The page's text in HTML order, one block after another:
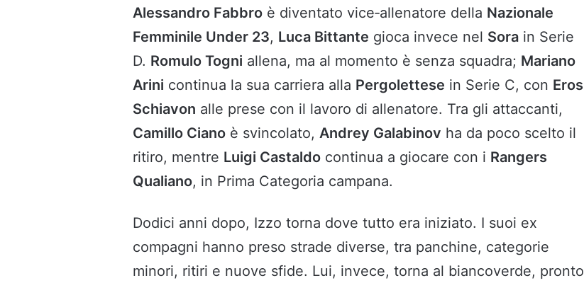
Alessandro Fabbro è diventato vice‑allenatore della Nazionale
Femminile Under 23, Luca Bittante gioca invece nel Sora in Serie
D. Romulo Togni allena, ma al momento è senza squadra; Mariano
Arini continua la sua carriera alla Pergolettese in Serie C, con Eros
Schiavon alle prese con il lavoro di allenatore. Tra gli attaccanti,
Camillo Ciano è svincolato, Andrey Galabinov ha da poco scelto il
ritiro, mentre Luigi Castaldo continua a giocare con i Rangers
Qualiano, in Prima Categoria campana.
Dodici anni dopo, Izzo torna dove tutto era iniziato. I suoi ex
compagni hanno preso strade diverse, tra panchine, categorie
minori, ritiri e nuove sfide. Lui, invece, torna al biancoverde, pronto